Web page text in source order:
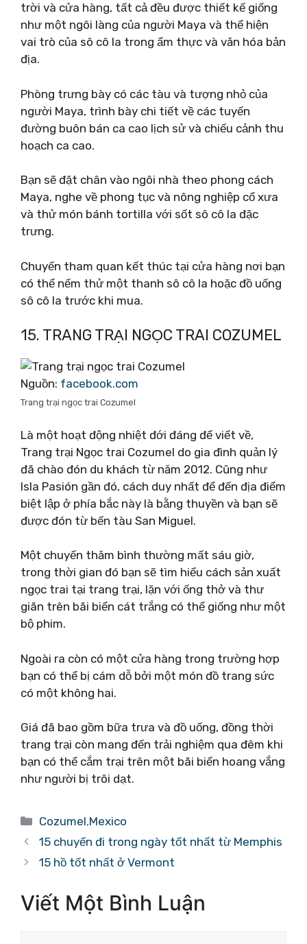
trời và cửa hàng, tất cả đều được thiết kế giống
như một ngôi làng của người Maya và thể hiện
vai trò của sô cô la trong ẩm thực và văn hóa bản
địa.
Phòng trưng bày có các tàu và tượng nhỏ của
người Maya, trình bày chi tiết về các tuyến
đường buôn bán ca cao lịch sử và chiếu cảnh thu
hoạch ca cao.
Bạn sẽ đặt chân vào ngôi nhà theo phong cách
Maya, nghe về phong tục và nông nghiệp cổ xưa
và thử món bánh tortilla với sốt sô cô la đặc
trưng.
Chuyến tham quan kết thúc tại cửa hàng nơi bạn
có thể nếm thử một thanh sô cô la hoặc đồ uống
sô cô la trước khi mua.
15. TRANG TRẠI NGỌC TRAI COZUMEL
Nguồn: facebook.com
Trang trại ngọc trai Cozumel
Là một hoạt động nhiệt đới đáng để viết về,
Trang trại Ngọc trai Cozumel do gia đình quản lý
đã chào đón du khách từ năm 2012. Cũng như
Isla Pasión gần đó, cách duy nhất để đến địa điểm
biệt lập ở phía bắc này là bằng thuyền và bạn sẽ
được đón từ bến tàu San Miguel.
Một chuyến thăm bình thường mất sáu giờ,
trong thời gian đó bạn sẽ tìm hiểu cách sản xuất
ngọc trai tại trang trại, lặn với ống thở và thư
giãn trên bãi biển cát trắng có thể giống như một
bộ phim.
Ngoài ra còn có một cửa hàng trong trường hợp
bạn có thể bị cám dỗ bởi một món đồ trang sức
có một không hai.
Giá đã bao gồm bữa trưa và đồ uống, đồng thời
trang trại còn mang đến trải nghiệm qua đêm khi
bạn có thể cắm trại trên một bãi biển hoang vắng
như người bị trôi dạt.
Danh
mục
Cozumel,Mexico
15 chuyến đi trong ngày tốt nhất từ ​​Memphis
15 hồ tốt nhất ở Vermont
Viết Một Bình Luận